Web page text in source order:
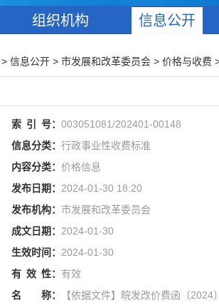
组织机构 信息公开
> 信息公开 > 市发展和改革委员会 > 价格与收费
索 引 号： 003051081/202401-00148
信息分类： 行政事业性收费标准
内容分类： 价格信息
发布日期： 2024-01-30 18:20
发布机构： 市发展和改革委员会
成文日期： 2024-01-30
生效时间： 2024-01-30
有 效 性： 有效
名
称：
【依据文件】皖发改价费函〔